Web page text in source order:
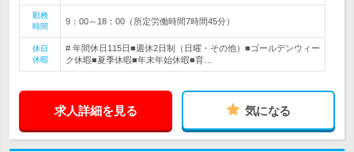
勤務
時間
9：00～18：00（所定労働時間7時間45分）
休日
休暇
# 年間休日115日■週休2日制（日曜・その他）■ゴールデンウィー
ク休暇■夏季休暇■年末年始休暇■育…
求人詳細を見る 気になる